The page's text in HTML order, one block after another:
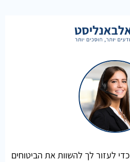
לעזור לך להשוות את הביטוחים